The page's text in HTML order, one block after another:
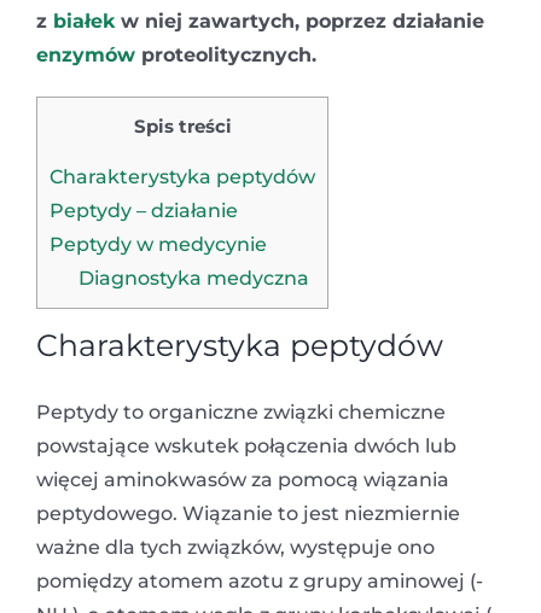
z białek w niej zawartych, poprzez działanie
enzymów proteolitycznych.
Spis treści
Charakterystyka peptydów
Peptydy – działanie
Peptydy w medycynie
Diagnostyka medyczna
Charakterystyka peptydów
Peptydy to organiczne związki chemiczne
powstające wskutek połączenia dwóch lub
więcej aminokwasów za pomocą wiązania
peptydowego. Wiązanie to jest niezmiernie
ważne dla tych związków, występuje ono
pomiędzy atomem azotu z grupy aminowej (-